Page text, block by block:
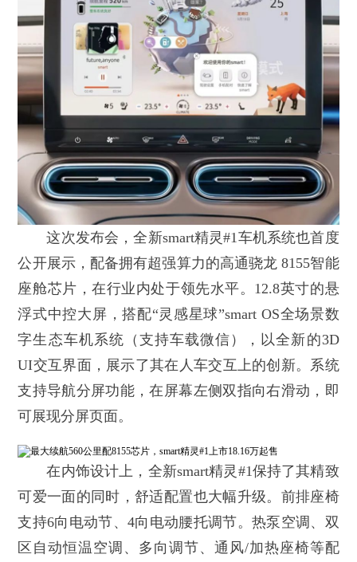
这次发布会，全新smart精灵#1车机系统也首度
公开展示，配备拥有超强算力的高通骁龙 8155智能
座舱芯片，在行业内处于领先水平。12.8英寸的悬
浮式中控大屏，搭配“灵感星球”smart OS全场景数
字生态车机系统（支持车载微信），以全新的3D
UI交互界面，展示了其在人车交互上的创新。系统
支持导航分屏功能，在屏幕左侧双指向右滑动，即
可展现分屏页面。
在内饰设计上，全新smart精灵#1保持了其精致
可爱一面的同时，舒适配置也大幅升级。前排座椅
支持6向电动节、4向电动腰托调节。热泵空调、双
区自动恒温空调、多向调节、通风/加热座椅等配